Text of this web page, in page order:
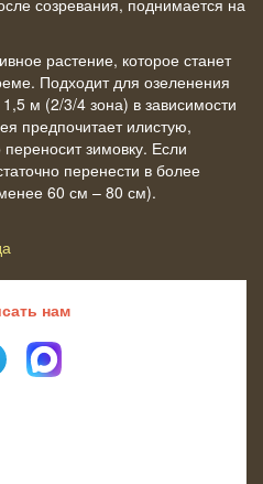
растение, которое станет
Подходит для озеленения
м (2/3/4 зона) в зависимости
предпочитает илистую,
зимовку. Если
перенести в более
60 см – 80 см).
нам